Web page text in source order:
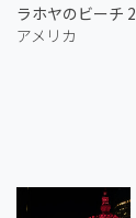
ラホヤのビーチ 2
アメリカ